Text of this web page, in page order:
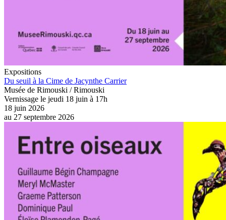
Expositions
Du seuil à la Cime de Jacynthe Carrier
Musée de Rimouski / Rimouski
Vernissage le jeudi 18 juin à 17h
18 juin 2026
au 27 septembre 2026